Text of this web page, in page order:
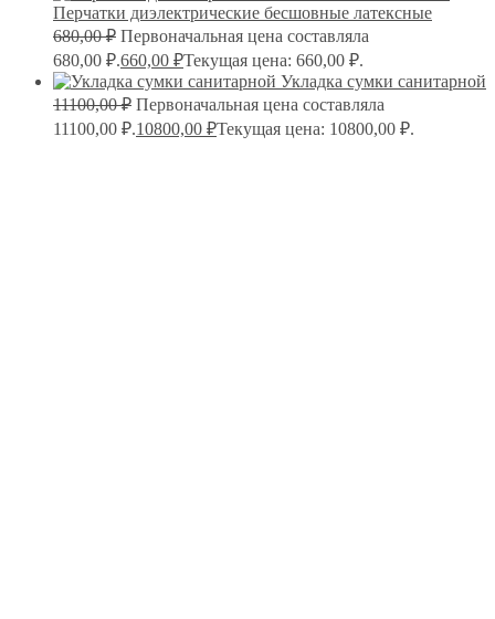
Перчатки диэлектрические бесшовные латексные
680,00₽ Первоначальная цена составляла
680,00 ₽.660,00 ₽Текущая цена: 660,00 ₽.
Укладка сумки санитарной
11100,00₽ Первоначальная цена составляла
11100,00 ₽.10800,00 ₽Текущая цена: 10800,00 ₽.